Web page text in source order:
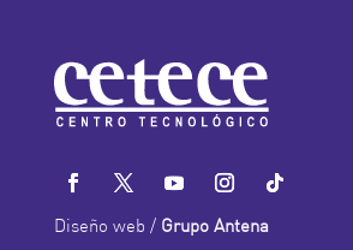
Diseño web / Grupo Antena